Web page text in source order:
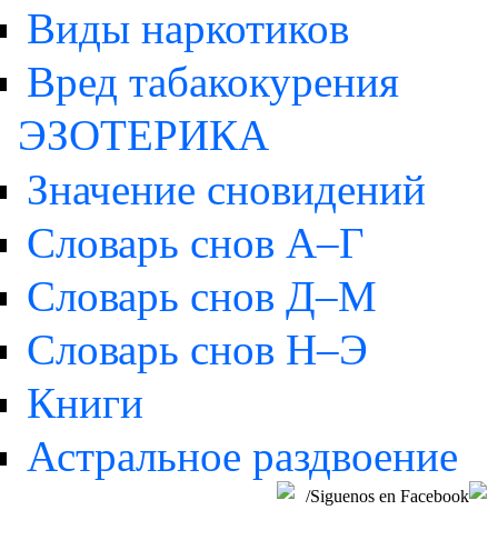
Виды наркотиков
Вред табакокурения
ЭЗОТЕРИКА
Значение сновидений
Словарь снов А–Г
Словарь снов Д–M
Словарь снов Н–Э
Книги
Астральное раздвоение
/Siguenos en Facebook